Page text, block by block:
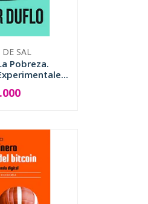
SAL
Pobreza.
+